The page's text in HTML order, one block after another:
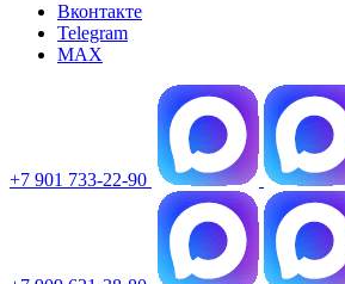
Вконтакте
Telegram
MAX
+7 901 733-22-90